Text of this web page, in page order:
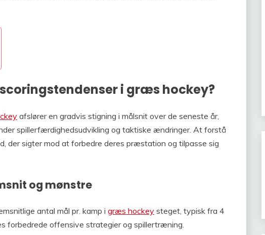
i græs hockey?
afslører en gradvis stigning i målsnit over de seneste år,
spillerfærdighedsudvikling og taktiske ændringer. At forstå
der sigter mod at forbedre deres præstation og tilpasse sig
og mønstre
antal mål pr. kamp i græs hockey steget, typisk fra 4
forbedrede offensive strategier og spillertræning.